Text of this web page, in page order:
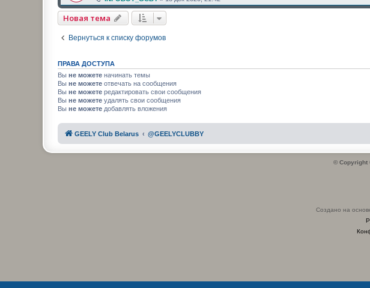
Новая тема
Вернуться к списку форумов
ПРАВА ДОСТУПА
Вы не можете начинать темы
Вы не можете отвечать на сообщения
Вы не можете редактировать свои сообщения
Вы не можете удалять свои сообщения
Вы не можете добавлять вложения
GEELY Club Belarus @GEELYCLUBBY
© Copyright
Создано на